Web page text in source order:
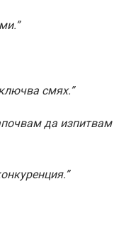
смях.”
да